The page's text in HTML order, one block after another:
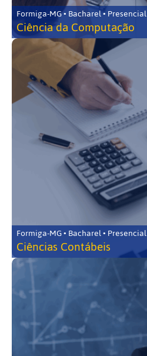
Formiga-MG • Bacharel • Presencial
Ciência da Computação
Formiga-MG • Bacharel • Presencial
Ciências Contábeis